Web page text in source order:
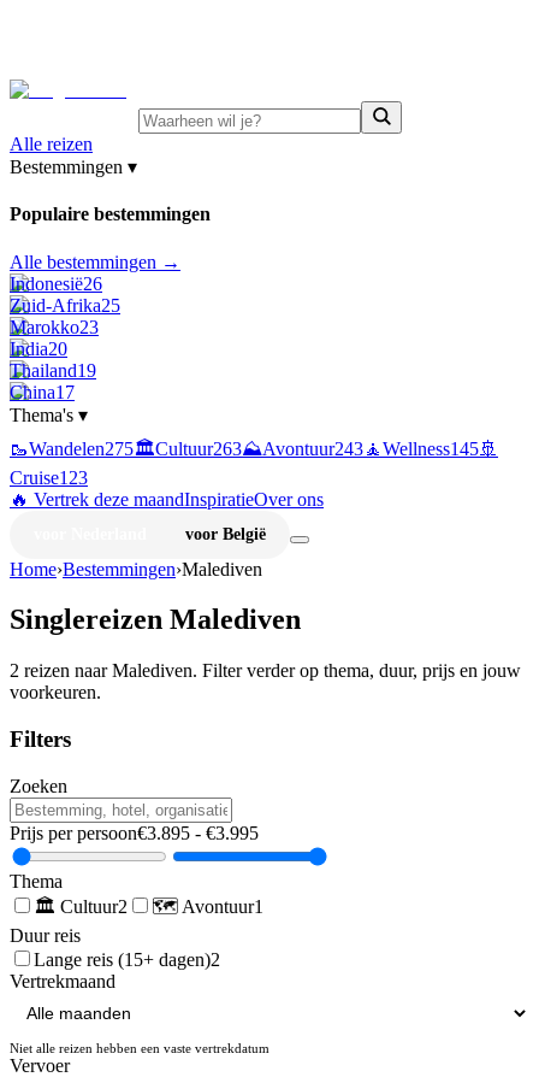
Alle reizen
Bestemmingen ▾
Populaire bestemmingen
Alle bestemmingen →
Indonesië26
Zuid-Afrika25
Marokko23
India20
Thailand19
China17
Thema's ▾
🥾Wandelen275🏛️Cultuur263⛰️Avontuur243🧘Wellness145🚢
Cruise123
🔥 Vertrek deze maandInspiratieOver ons
voor België
Home›Bestemmingen›Malediven
Singlereizen Malediven
2 reizen naarMalediven. Filter verder op thema, duur, prijs en jouw
voorkeuren.
Filters
Zoeken
Prijs per persoon€3.895 - €3.995
Thema
🏛️ Cultuur2 🗺️ Avontuur1
Duur reis
Lange reis (15+ dagen)2
Vertrekmaand
Niet alle reizen hebben een vaste vertrekdatum
Vervoer